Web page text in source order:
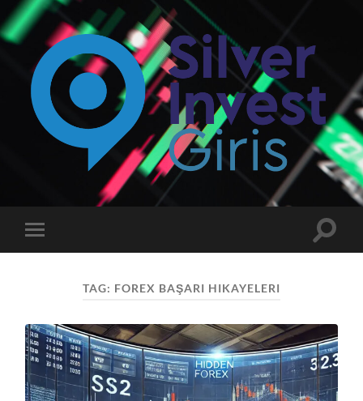
mobile
Toggle
TAG: FOREX BAŞARI HIKAYELERI